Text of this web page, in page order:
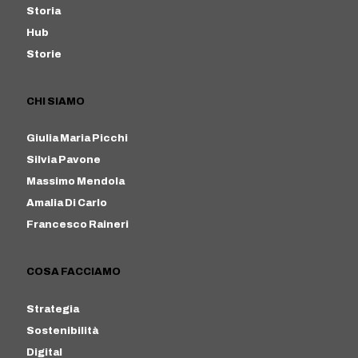
Storia
Hub
Storie
CHI SIAMO
Giulia Maria Picchi
Silvia Pavone
Massimo Mendola
Amalia Di Carlo
Francesco Raineri
COSA FACCIAMO
Strategia
Sostenibilità
Digital